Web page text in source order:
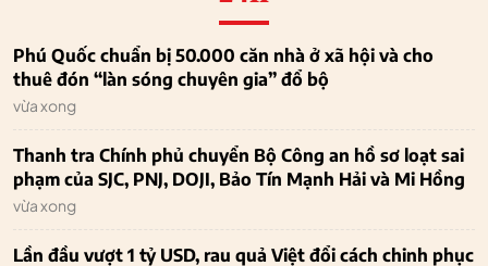
Phú Quốc chuẩn bị 50.000 căn nhà ở xã hội và cho
thuê đón “làn sóng chuyên gia” đổ bộ
vừa xong
Thanh tra Chính phủ chuyển Bộ Công an hồ sơ loạt sai
phạm của SJC, PNJ, DOJI, Bảo Tín Mạnh Hải và Mi Hồng
vừa xong
Lần đầu vượt 1 tỷ USD, rau quả Việt đổi cách chinh phục